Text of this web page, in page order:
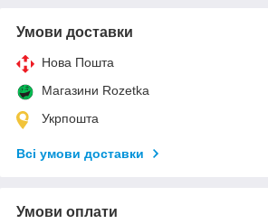
Умови доставки
Нова Пошта
Магазини Rozetka
Укрпошта
Всі умови доставки
Умови оплати